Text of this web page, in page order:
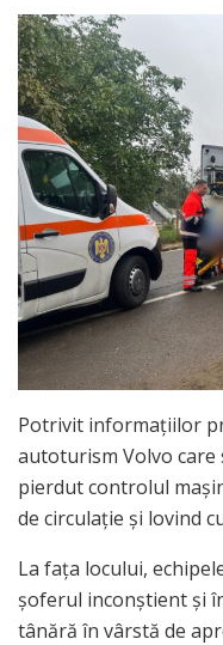
Potrivit informațiilor
autoturism Volvo care
pierdut controlul
de circulație și lovind
La fața locului,
șoferul inconștient și
tânără în vârstă de